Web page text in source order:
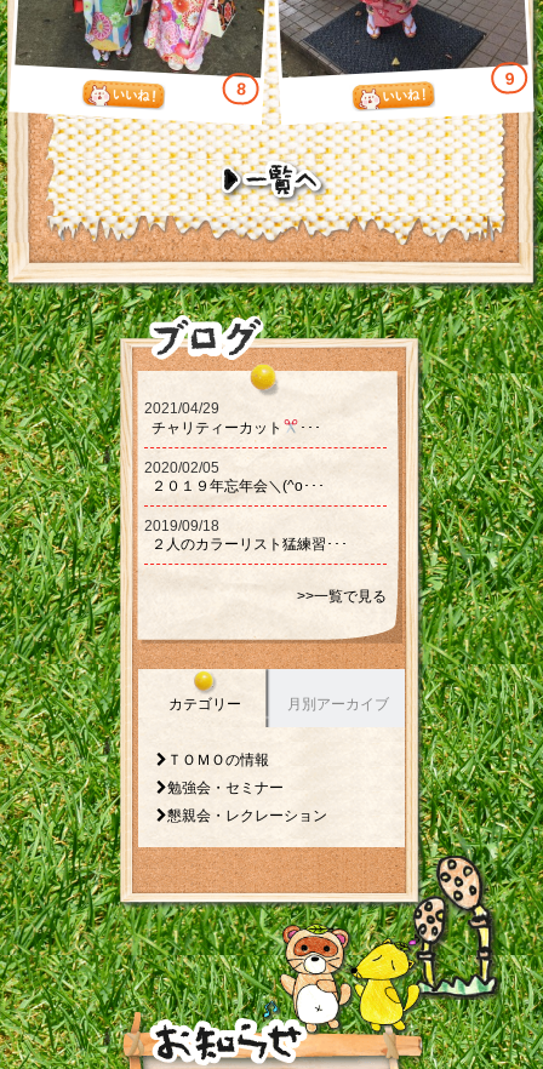
8
9
2021/04/29
チャリティーカット‪‪
･･･
2020/02/05
２０１９年忘年会＼(^o･･･
2019/09/18
２人のカラーリスト猛練習･･･
>>一覧で見る
カテゴリー 月別アーカイブ
ＴＯＭＯの情報
勉強会・セミナー
懇親会・レクレーション